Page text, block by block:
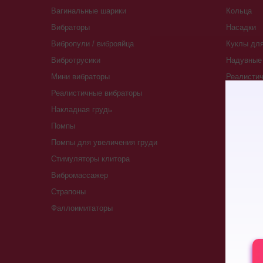
Вагинальные шарики
Вибраторы
Вибропули / виброяйца
Вибротрусики
Мини вибраторы
Реалистичные вибраторы
Накладная грудь
Помпы
Помпы для увеличения груди
Стимуляторы клитора
Вибромассажер
Страпоны
Фаллоимитаторы
Кольца
Насадки
Куклы
Надувные